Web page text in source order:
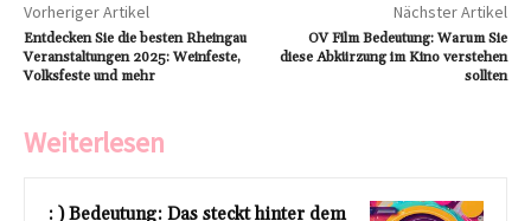
Vorheriger Artikel
Entdecken Sie die besten Rheingau
Veranstaltungen 2025: Weinfeste,
Volksfeste und mehr
Nächster Artikel
OV Film Bedeutung: Warum Sie
diese Abkürzung im Kino verstehen
sollten
Weiterlesen
: ) Bedeutung: Das steckt hinter dem